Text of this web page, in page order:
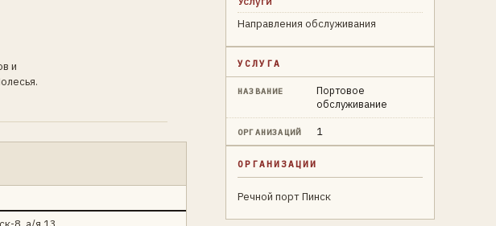
и
Направления обслуживания
УСЛУГА
НАЗВАНИЕ
Портовое
обслуживание
ОРГАНИЗАЦИЙ 1
ОРГАНИЗАЦИИ
Речной порт Пинск